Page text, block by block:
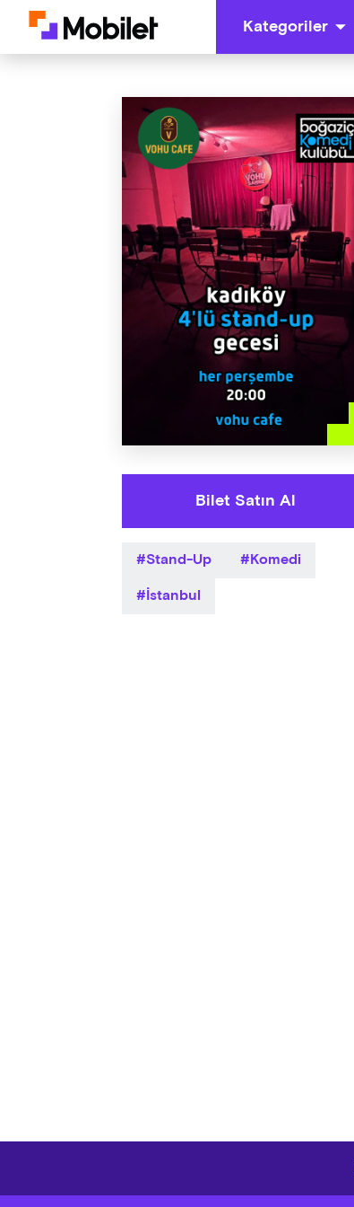
Kategoriler
Bilet Satın Al
Stand-Up
Komedi
İstanbul